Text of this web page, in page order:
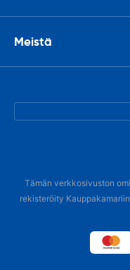
Meistä
Tämän verkkosivuston
rekisteröity